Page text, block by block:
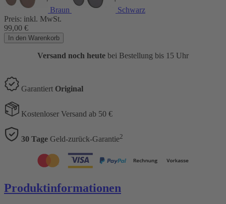
Braun
Schwarz
Preis: inkl. MwSt.
99,00 €
In den Warenkorb
Versand noch heute bei Bestellung bis 15 Uhr
Garantiert Original
Kostenloser Versand ab 50 €
30 Tage Geld-zurück-Garantie2
Produktinformationen